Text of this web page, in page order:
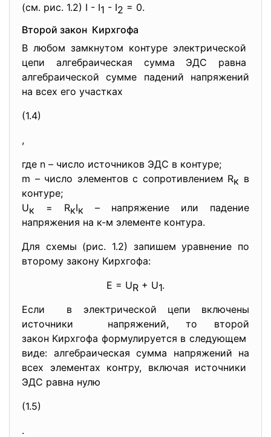
(см. рис. 1.2) I - I1 - I2 = 0.
Второй закон Кирхгофа
В любом замкнутом контуре электрической
цепи алгебраическая сумма ЭДС равна
алгебраической сумме падений напряжений
на всех его участках
(1.4)
,
где n – число источников ЭДС в контуре;
m – число элементов с сопротивлением Rк в
контуре;
Uк = RкIк – напряжение или падение
напряжения на к-м элементе контура.
Для схемы (рис. 1.2) запишем уравнение по
второму закону Кирхгофа:
E = UR + U1.
Если в электрической цепи включены
источники напряжений, то второй
закон Кирхгофа формулируется в следующем
виде: алгебраическая сумма напряжений на
всех элементах контру, включая источники
ЭДС равна нулю
(1.5)
.